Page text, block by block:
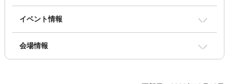
イベント情報
会場情報